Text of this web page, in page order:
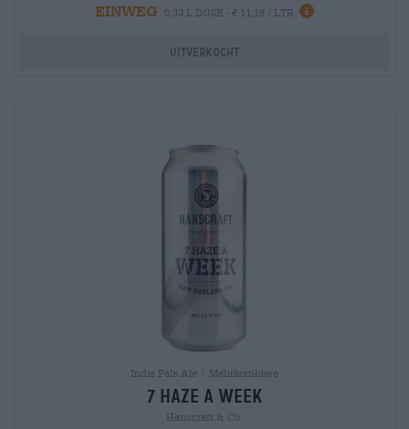
EINWEG
0,33 L DOSE - € 11,18 / LTR info
Uitverkocht
India Pale Ale | Mehrkornbiere
7 Haze a week
Hanscraft & Co.